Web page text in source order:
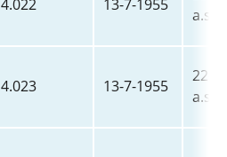
4.022 13-7-1955
a.s.
4.023 13-7-1955
22-
a.s.